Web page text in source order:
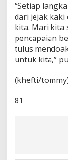
“Setiap
dari jejak
kita. Mari kita
pencapaian
tulus
untuk kita,”
(khefti/tommy)
81